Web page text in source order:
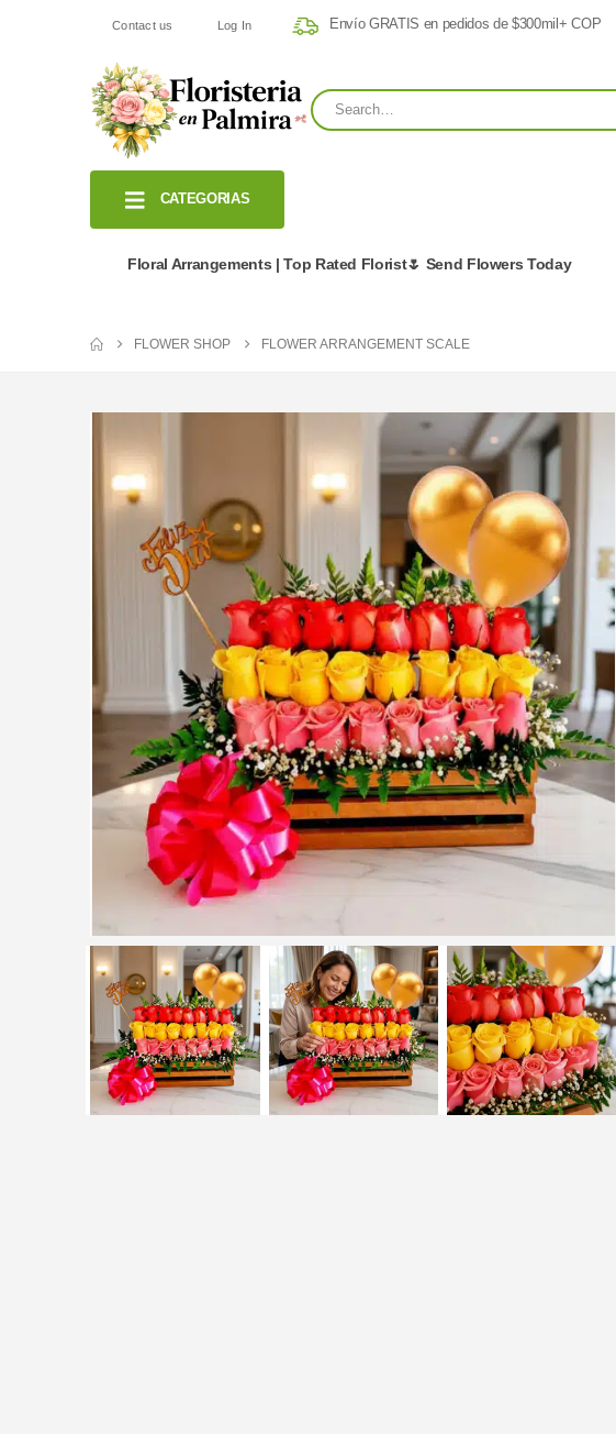
Contact us Log In Envío GRATIS en pedidos de $300mil+ COP
CATEGORIAS
Floral Arrangements | Top Rated Florist🌷 Send Flowers Today
FLOWER SHOP FLOWER ARRANGEMENT SCALE